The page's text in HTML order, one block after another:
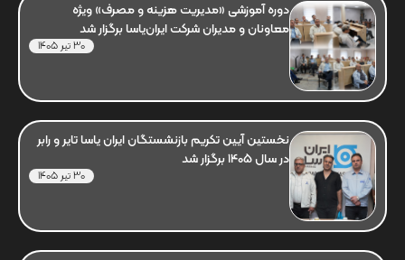
دوره آموزشی «مدیریت هزینه و مصرف» ویژه
معاونان و مدیران شرکت ایران‌یاسا برگزار شد
30 تیر 1405
نخستین آیین تکریم بازنشستگان ایران یاسا تایر و رابر
در سال 1405 برگزار شد
30 تیر 1405